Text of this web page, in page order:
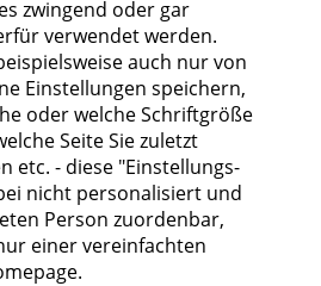
zwingend oder gar
verwendet werden.
auch nur von
Einstellungen speichern,
oder welche Schriftgröße
Seite Sie zuletzt
etc. - diese "Einstellungs-
nicht personalisiert und
Person zuordenbar,
einer vereinfachten